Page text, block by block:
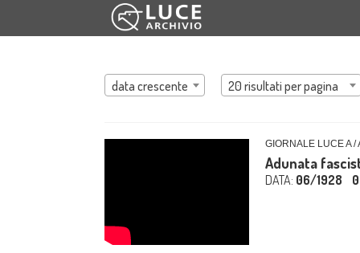
data crescente 20 risultati per pagina
GIORNALE LUCE A /
Adunata
DATA: 06/1928